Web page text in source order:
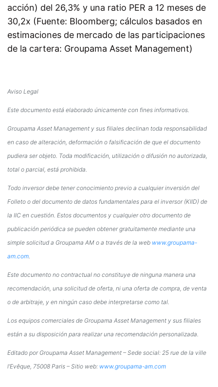
acción) del 26,3% y una ratio PER a 12 meses de
30,2x (Fuente: Bloomberg; cálculos basados en
estimaciones de mercado de las participaciones
de la cartera: Groupama Asset Management)
Aviso Legal
Este documento está elaborado únicamente con fines informativos.
Groupama Asset Management y sus filiales declinan toda responsabilidad
en caso de alteración, deformación o falsificación de que el documento
pudiera ser objeto. Toda modificación, utilización o difusión no autorizada,
total o parcial, está prohibida.
Todo inversor debe tener conocimiento previo a cualquier inversión del
Folleto o del documento de datos fundamentales para el inversor (KIID) de
la IIC en cuestión. Estos documentos y cualquier otro documento de
publicación periódica se pueden obtener gratuitamente mediante una
simple solicitud a Groupama AM o a través de la web www.groupama-
am.com.
Este documento no contractual no constituye de ninguna manera una
recomendación, una solicitud de oferta, ni una oferta de compra, de venta
o de arbitraje, y en ningún caso debe interpretarse como tal.
Los equipos comerciales de Groupama Asset Management y sus filiales
están a su disposición para realizar una recomendación personalizada.
​​​​​​​Editado por Groupama Asset Management – Sede social: 25 rue de la ville
l’Evêque, 75008 Paris – Sitio web: www.groupama-am.com